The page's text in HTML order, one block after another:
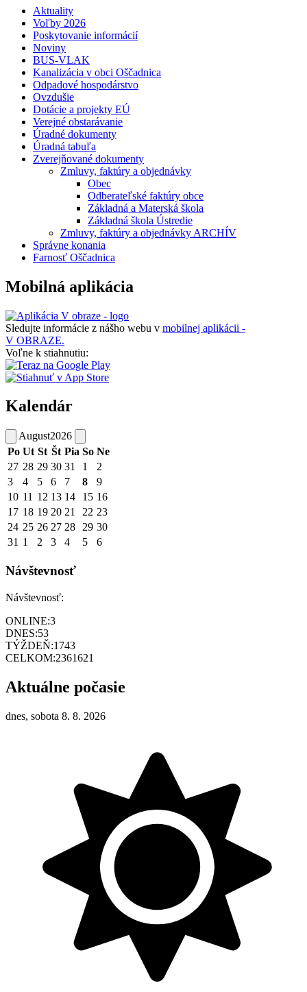
Aktuality
Voľby 2026
Poskytovanie informácií
Noviny
BUS-VLAK
Kanalizácia v obci Oščadnica
Odpadové hospodárstvo
Ovzdušie
Dotácie a projekty EÚ
Verejné obstarávanie
Úradné dokumenty
Úradná tabuľa
Zverejňované dokumenty
Zmluvy, faktúry a objednávky
Obec
Odberateľské faktúry obce
Základná a Materská škola
Základná škola Ústredie
Zmluvy, faktúry a objednávky ARCHÍV
Správne konania
Farnosť Oščadnica
Mobilná aplikácia
Sledujte informácie z nášho webu v mobilnej aplikácii -
V OBRAZE.
Voľne k stiahnutiu:
Kalendár
August2026
Po Ut St Št Pia So Ne
27 28 29 30 31 1
2
3
4 5 6 7 8
9
10 11 12 13 14 15 16
17 18 19 20 21 22 23
24 25 26 27 28 29 30
31 1 2 3 4 5 6
Návštevnosť
Návštevnosť:
ONLINE:3
DNES:53
TÝŽDEŇ:1743
CELKOM:2361621
Aktuálne počasie
dnes, sobota 8. 8. 2026